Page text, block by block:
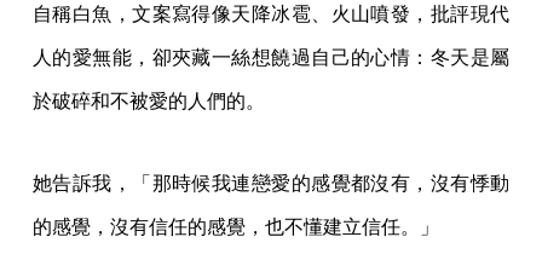
自稱白魚，文案寫得像天降冰雹、火山噴發，批評現代
人的愛無能，卻夾藏一絲想饒過自己的心情：冬天是屬
於破碎和不被愛的人們的。
她告訴我，「那時候我連戀愛的感覺都沒有，沒有悸動
的感覺，沒有信任的感覺，也不懂建立信任。」